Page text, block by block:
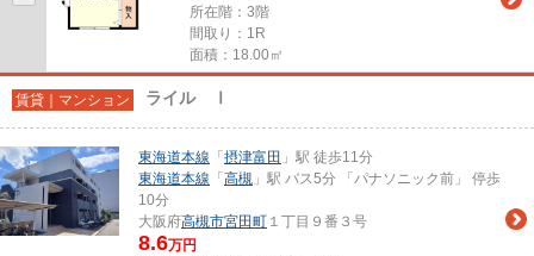
所在階：3階
間取り：1R
面積：18.00㎡
賃貸｜マンション ライル Ⅰ
東海道本線 「 摂津富田 」駅 徒歩11分
東海道本線 「 高槻 」駅 バス5分 「パナソニック前」 停歩
10分
大阪府高槻市宮田町 １丁目９番３号
8.6万円